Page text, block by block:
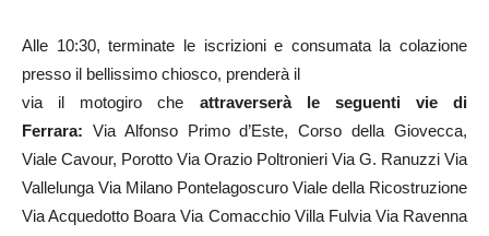
Alle 10:30, terminate le iscrizioni e consumata la colazione
presso il bellissimo chiosco, prenderà il
via il motogiro che attraverserà le seguenti vie di
Ferrara: Via Alfonso Primo d’Este, Corso della Giovecca,
Viale Cavour, Porotto Via Orazio Poltronieri Via G. Ranuzzi Via
Vallelunga Via Milano Pontelagoscuro Viale della Ricostruzione
Via Acquedotto Boara Via Comacchio Villa Fulvia Via Ravenna